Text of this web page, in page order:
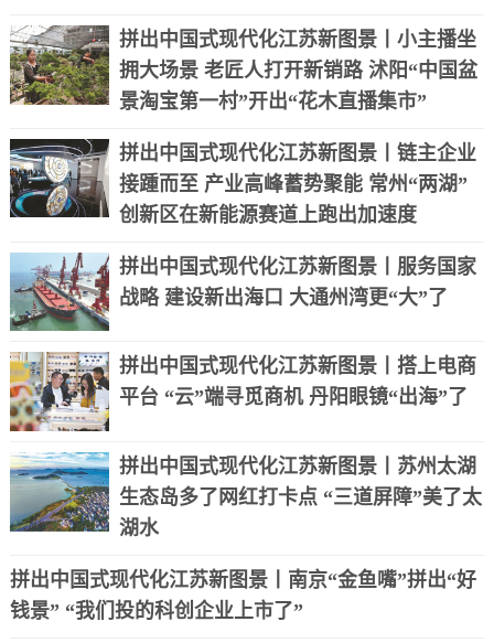
拼出中国式现代化江苏新图景丨小主播坐
拥大场景 老匠人打开新销路 沭阳“中国盆
景淘宝第一村”开出“花木直播集市”
拼出中国式现代化江苏新图景丨链主企业
接踵而至 产业高峰蓄势聚能 常州“两湖”
创新区在新能源赛道上跑出加速度
拼出中国式现代化江苏新图景丨服务国家
战略 建设新出海口 大通州湾更“大”了
拼出中国式现代化江苏新图景丨搭上电商
平台 “云”端寻觅商机 丹阳眼镜“出海”了
拼出中国式现代化江苏新图景丨苏州太湖
生态岛多了网红打卡点 “三道屏障”美了太
湖水
拼出中国式现代化江苏新图景丨南京“金鱼嘴”拼出“好
钱景” “我们投的科创企业上市了”